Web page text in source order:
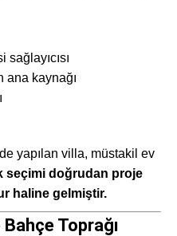
ana kaynağı
yapılan villa, müstakil ev
seçimi doğrudan proje
haline gelmiştir.
Toprağı